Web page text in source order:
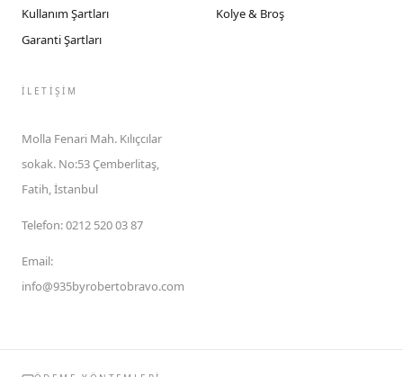
Kullanım Şartları
Garanti Şartları
Kolye & Broş
İLETIŞIM
Molla Fenari Mah. Kılıçcılar
sokak. No:53 Çemberlitaş,
Fatih, İstanbul
Telefon:0212 520 03 87
Email:
info@935byrobertobravo.com